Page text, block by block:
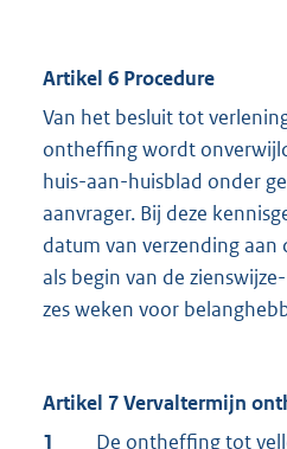
Artikel 6 Procedure
Van het besluit tot
ontheffing wordt
huis-aan-huisblad onder
aanvrager. Bij deze
datum van verzending aan
als begin van de
zes weken voor
Artikel 7 Vervaltermijn
1
De ontheffing tot